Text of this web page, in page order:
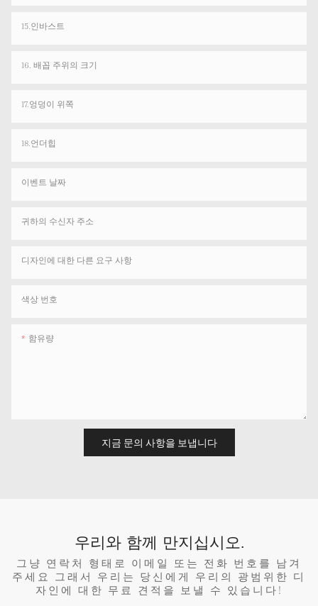
15.인바스트
16. 배꼽 주위의 크기
17.엉덩이 위쪽
18.언더힙
이벤트 날짜
귀하의 수신자 주소
디자인에 대한 다른 요구 사항
색상 번호
함유량
지금 문의 사항을 보냅니다
우리와 함께 만지십시오.
그냥 연락처 형태로 이메일 또는 전화 번호를 남겨
주세요 그래서 우리는 당신에게 우리의 광범위한 디
자인에 대한 무료 견적을 보낼 수 있습니다!